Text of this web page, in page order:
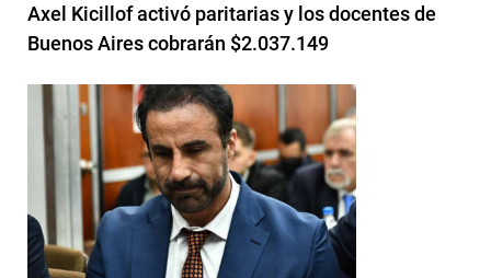
Axel Kicillof activó paritarias y los docentes de
Buenos Aires cobrarán $2.037.149